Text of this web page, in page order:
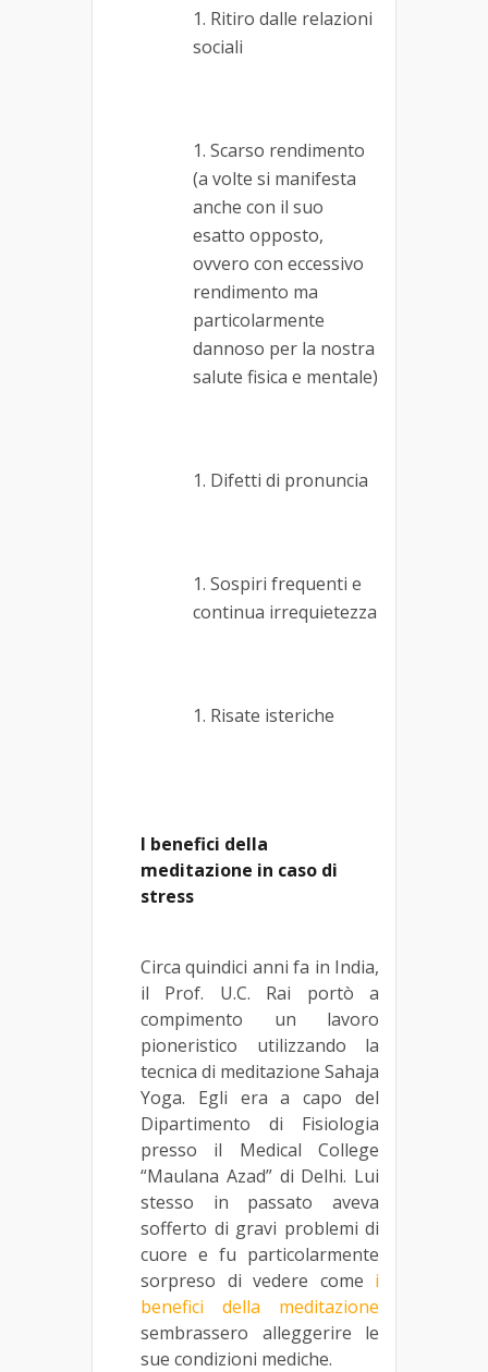
Ritiro dalle relazioni
sociali
Scarso rendimento
(a volte si manifesta
anche con il suo
esatto opposto,
ovvero con eccessivo
rendimento ma
particolarmente
dannoso per la nostra
salute fisica e mentale)
Difetti di pronuncia
Sospiri frequenti e
continua irrequietezza
Risate isteriche
I benefici della
meditazione in caso di
stress
Circa quindici anni fa in India,
il Prof. U.C. Rai portò a
compimento un lavoro
pioneristico utilizzando la
tecnica di meditazione Sahaja
Yoga. Egli era a capo del
Dipartimento di Fisiologia
presso il Medical College
“Maulana Azad” di Delhi. Lui
stesso in passato aveva
sofferto di gravi problemi di
cuore e fu particolarmente
sorpreso di vedere come i
benefici della meditazione
sembrassero alleggerire le
sue condizioni mediche.